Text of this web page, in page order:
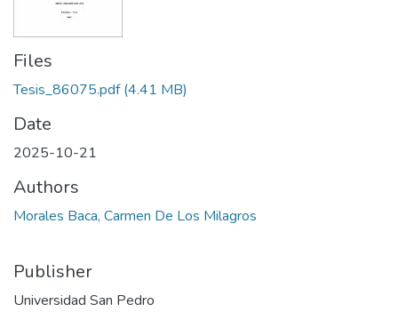
Files
Tesis_86075.pdf(4.41 MB)
Date
2025-10-21
Authors
Morales Baca, Carmen De Los Milagros
Publisher
Universidad San Pedro